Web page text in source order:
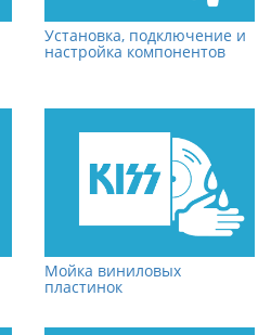
Установка, подключение и
настройка компонентов
Мойка виниловых
пластинок